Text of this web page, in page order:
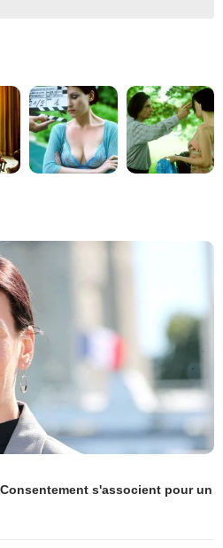
s'associent pour un